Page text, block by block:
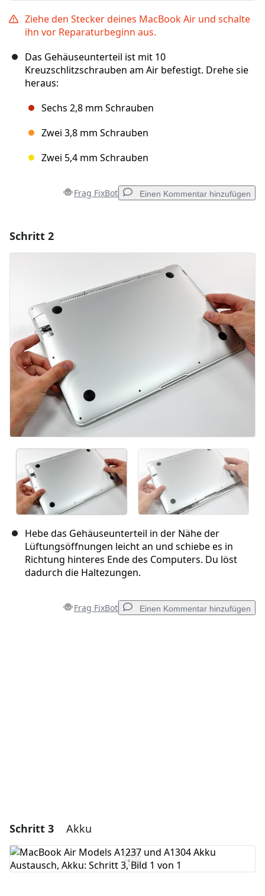
Ziehe den Stecker deines MacBook Air und schalte
ihn vor Reparaturbeginn aus.
Das Gehäuseunterteil ist mit 10
Kreuzschlitzschrauben am Air befestigt. Drehe sie
heraus:
Sechs 2,8 mm Schrauben
Zwei 3,8 mm Schrauben
Zwei 5,4 mm Schrauben
Frag FixBot Einen Kommentar hinzufügen
Kommentieren
Schritt 2
Hebe das Gehäuseunterteil in der Nähe der
Lüftungsöffnungen leicht an und schiebe es in
Richtung hinteres Ende des Computers. Du löst
dadurch die Haltezungen.
Frag FixBot Einen Kommentar hinzufügen
Schritt 3 Akku